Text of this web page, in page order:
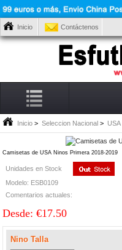
Inicio Contáctenos
Inicio > Seleccion Nacional > USA
Camisetas de USA Ninos Primera 2018-2019
Unidades en Stock
Modelo: ESB0109
Comentarios actuales:
Desde: €17.50
Nino Talla